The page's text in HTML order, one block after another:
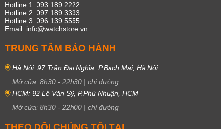
lớn thứ 2 tại Nhật Bản. Bước ngoặt này đã đánh dấu bước phát triển
mới trong nghệ thuật chế tác đồng hồ, kết hợp giữa những tinh hoa
chế tác đồng hồ Thụy Sĩ và quy trình sản xuất 100% in-house Nhật
Hotline 1: 093 189 2222
Hotline 2: 097 189 3333
Hotline 3: 096 139 5555
Email: info@watchstore.vn
TRUNG TÂM BẢO HÀNH
Hà Nội: 97 Trần Đại Nghĩa, P.Bạch Mai, Hà Nội
Mở cửa: 8h30 - 22h30 | chỉ đường
HCM: 92 Lê Văn Sỹ, P.Phú Nhuận, HCM
Mở cửa: 8h30 - 22h00 | chỉ đường
THEO DÕI CHÚNG TÔI TẠI